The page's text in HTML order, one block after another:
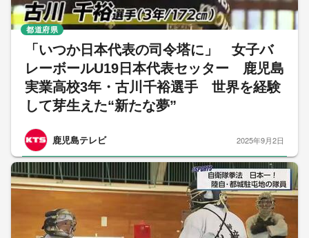
「いつか日本代表の司令塔に」 女子バ
レーボールU19日本代表セッター 鹿児島
実業高校3年・古川千裕選手 世界を経験
して芽生えた“新たな夢”
鹿児島テレビ
都道府県
2025年9月2日